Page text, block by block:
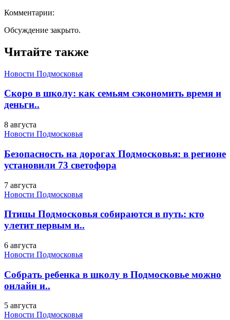
Комментарии:
Обсуждение закрыто.
Читайте также
Новости Подмосковья
Скоро в школу: как семьям сэкономить время и
деньги..
8 августа
Новости Подмосковья
Безопасность на дорогах Подмосковья: в регионе
установили 73 светофора
7 августа
Новости Подмосковья
Птицы Подмосковья собираются в путь: кто
улетит первым и..
6 августа
Новости Подмосковья
Собрать ребенка в школу в Подмосковье можно
онлайн и..
5 августа
Новости Подмосковья